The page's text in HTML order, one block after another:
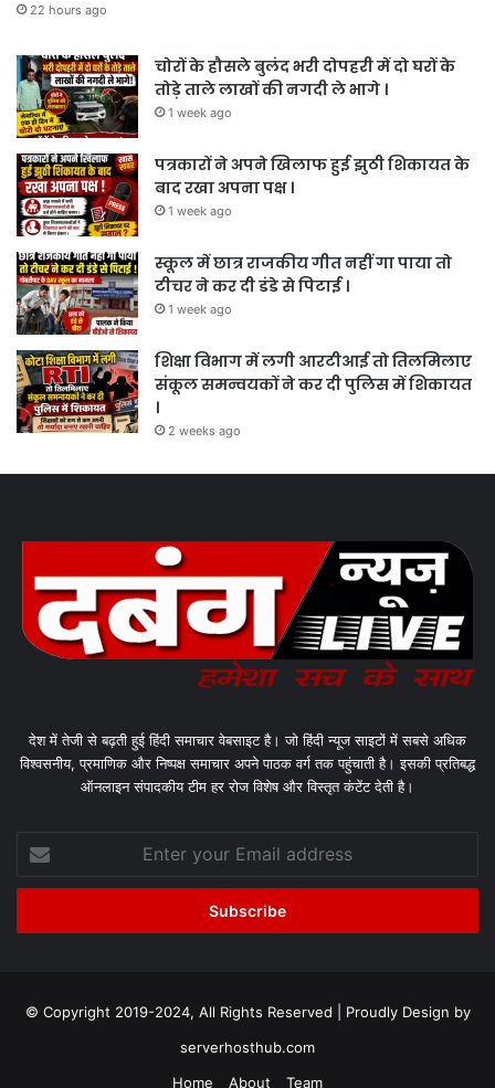
22 hours ago
चोरों के हौसले बुलंद भरी दोपहरी में दो घरों के
तोड़े ताले लाखों की नगदी ले भागे ।
1 week ago
पत्रकारों ने अपने खिलाफ हुई झुठी शिकायत के
बाद रखा अपना पक्ष ।
1 week ago
स्कूल में छात्र राजकीय गीत नहीं गा पाया तो
टीचर ने कर दी डंडे से पिटाई ।
1 week ago
शिक्षा विभाग में लगी आरटीआई तो तिलमिलाए
संकूल समन्वयकों ने कर दी पुलिस में शिकायत
।
2 weeks ago
देश में तेजी से बढ़ती हुई हिंदी समाचार वेबसाइट है। जो हिंदी न्यूज साइटों में सबसे अधिक
विश्वसनीय, प्रमाणिक और निष्पक्ष समाचार अपने पाठक वर्ग तक पहुंचाती है। इसकी प्रतिबद्ध
ऑनलाइन संपादकीय टीम हर रोज विशेष और विस्तृत कंटेंट देती है।
your
Email
© Copyright 2019-2024, All Rights Reserved | Proudly Design by
serverhosthub.com
Home
About Team